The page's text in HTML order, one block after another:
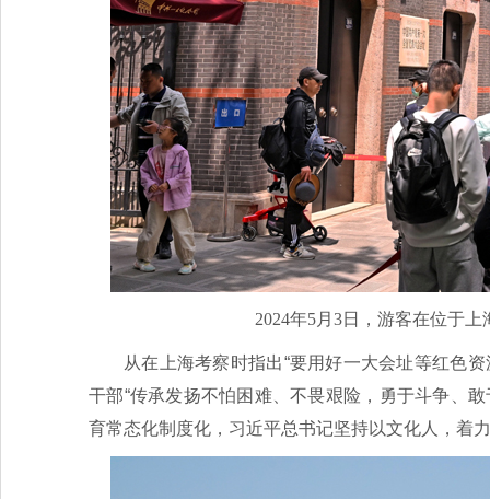
2024年5月3日，游客在位于
从在上海考察时指出“要用好一大会址等红色
干部“传承发扬不怕困难、不畏艰险，勇于斗争、
育常态化制度化，习近平总书记坚持以文化人，着